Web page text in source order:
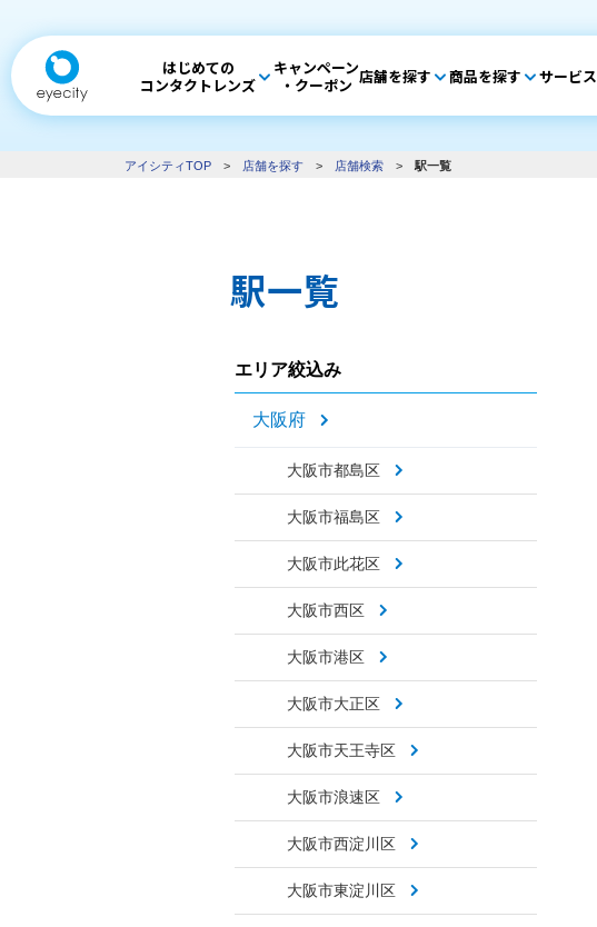
はじめての
コンタクトレンズ
キャンペーン
・クーポン 店舗を探す 商品を探す サービス
アイシティTOP > 店舗を探す > 店舗検索 > 駅一覧
駅一覧
エリア絞込み
大阪府
大阪市都島区
大阪市福島区
大阪市此花区
大阪市西区
大阪市港区
大阪市大正区
大阪市天王寺区
大阪市浪速区
大阪市西淀川区
大阪市東淀川区